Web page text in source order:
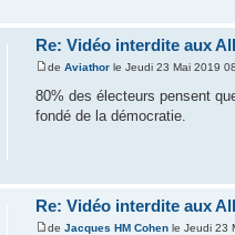
Re: Vidéo interdite aux
deAviathor le Jeudi 23 Mai 2019
80% des électeurs pensent
fondé de la démocratie.
Re: Vidéo interdite aux
deJacques HM Cohen le Jeudi 23